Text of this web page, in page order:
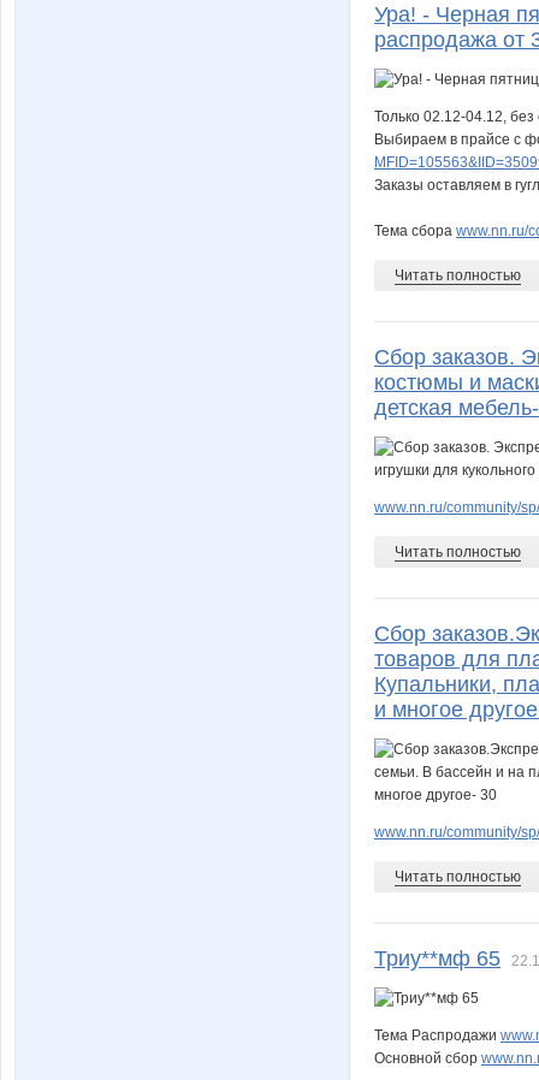
Ура! - Черная
распродажа от
Только 02.12-04.12,
Выбираем в прайсе с
Заказы оставляем в
Тема сбора www.nn.ru/
Читать полностью
Сбор заказов.
костюмы и
детская
www.nn.ru/community/
Читать полностью
Сбор
товаров для
Купальники,
и многое
www.nn.ru/community/
Читать полностью
Триу**мф 65
Тема Распродажи
Основной сбор